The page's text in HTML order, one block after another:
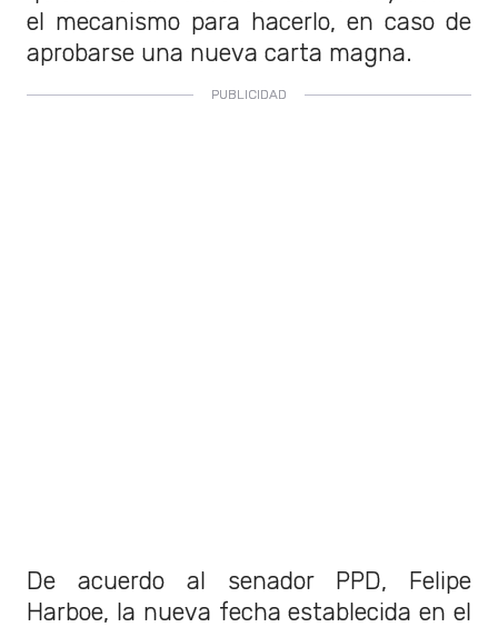
el mecanismo para hacerlo, en caso de
aprobarse una nueva carta magna.
De acuerdo al senador PPD, Felipe
Harboe, la nueva fecha establecida en el